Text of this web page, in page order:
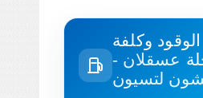
وكلفة
عسقلان -
لتسيون